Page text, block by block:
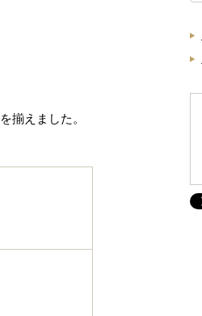
揃えました。